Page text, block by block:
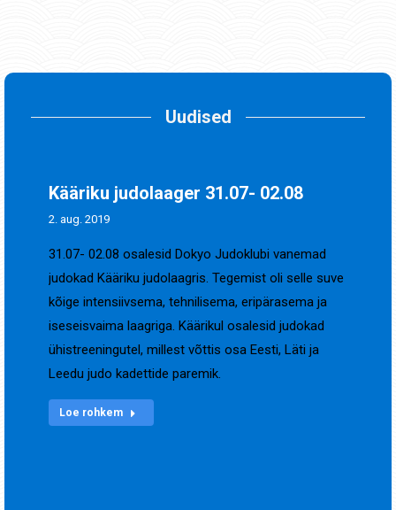
Uudised
Kääriku judolaager 31.07- 02.08
2. aug. 2019
31.07- 02.08 osalesid Dokyo Judoklubi vanemad
judokad Kääriku judolaagris. Tegemist oli selle suve
kõige intensiivsema, tehnilisema, eripärasema ja
iseseisvaima laagriga. Käärikul osalesid judokad
ühistreeningutel, millest võttis osa Eesti, Läti ja
Leedu judo kadettide paremik.
Loe rohkem